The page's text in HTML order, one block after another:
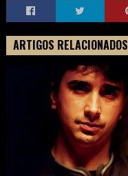
ARTIGOS RELACIONADOS